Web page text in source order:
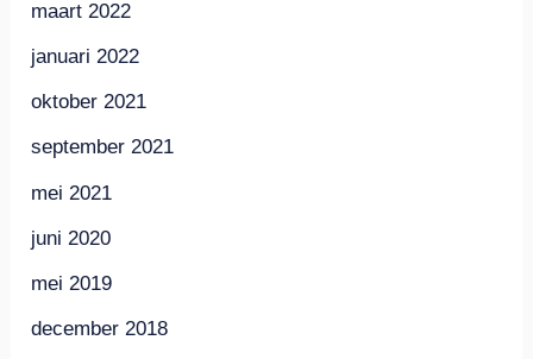
maart 2022
januari 2022
oktober 2021
september 2021
mei 2021
juni 2020
mei 2019
december 2018